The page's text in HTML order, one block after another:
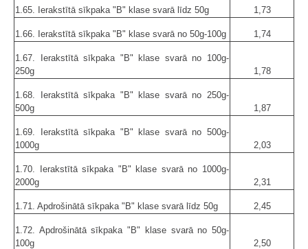
1.65. Ierakstītā sīkpaka "B" klase svarā līdz 50g 1,73
1.66. Ierakstītā sīkpaka "B" klase svarā no 50g-100g 1,74
1.67. Ierakstītā sīkpaka "B" klase svarā no 100g-
250g
1,78
1.68. Ierakstītā sīkpaka "B" klase svarā no 250g-
500g
1,87
1.69. Ierakstītā sīkpaka "B" klase svarā no 500g-
1000g
2,03
1.70. Ierakstītā sīkpaka "B" klase svarā no 1000g-
2000g
2,31
1.71. Apdrošinātā sīkpaka "B" klase svarā līdz 50g 2,45
1.72. Apdrošinātā sīkpaka "B" klase svarā no 50g-
100g
2,50